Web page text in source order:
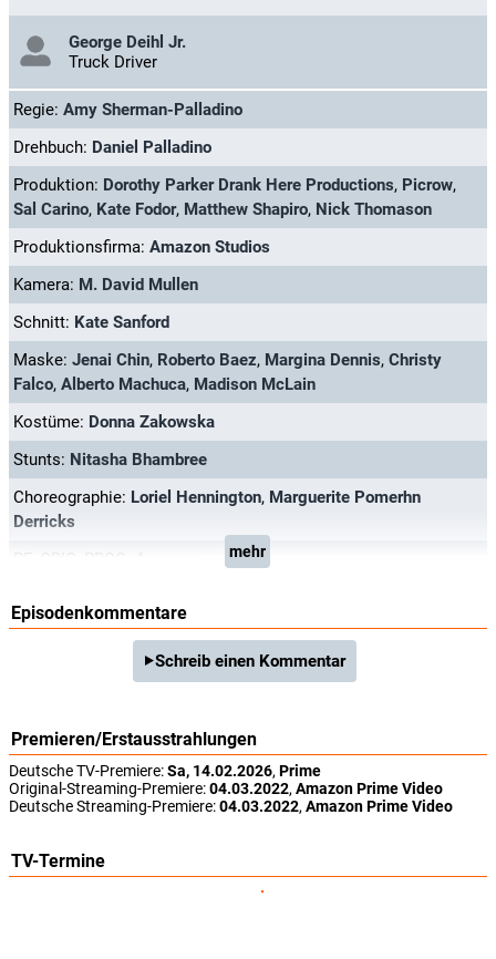
George Deihl Jr.
Truck Driver
Regie: Amy Sherman-Palladino
Drehbuch: Daniel Palladino
Produktion: Dorothy Parker Drank Here Productions, Picrow,
Sal Carino, Kate Fodor, Matthew Shapiro, Nick Thomason
Produktionsfirma: Amazon Studios
Kamera: M. David Mullen
Schnitt: Kate Sanford
Maske: Jenai Chin, Roberto Baez, Margina Dennis, Christy
Falco, Alberto Machuca, Madison McLain
Kostüme: Donna Zakowska
Stunts: Nitasha Bhambree
Choreographie: Loriel Hennington, Marguerite Pomerhn
Derricks
mehr
Episodenkommentare
Schreib einen Kommentar
Premieren/Erstausstrahlungen
Deutsche TV-Premiere:Sa, 14.02.2026, Prime
Original-Streaming-Premiere:04.03.2022, Amazon Prime Video
Deutsche Streaming-Premiere:04.03.2022, Amazon Prime Video
TV-Termine